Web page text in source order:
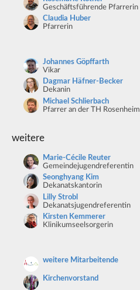
Geschäftsführende Pfarrerin
Claudia Huber
Pfarrerin
Johannes Göpffarth
Vikar
Dagmar Häfner-Becker
Dekanin
Michael Schlierbach
Pfarrer an der TH Rosenheim
weitere
Marie-Cécile Reuter
Gemeindejugendreferentin
Seonghyang Kim
Dekanatskantorin
Lilly Strobl
Dekanatsjugendreferentin
Kirsten Kemmerer
Klinikumseelsorgerin
weitere Mitarbeitende
Kirchenvorstand